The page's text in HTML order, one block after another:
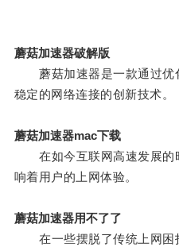
蘑菇加速器破解版
蘑菇加速器是一款通过优
稳定的网络连接的创新技术。
蘑菇加速器mac下载
在如今互联网高速发展的
响着用户的上网体验。
蘑菇加速器用不了了
在一些摆脱了传统上网困